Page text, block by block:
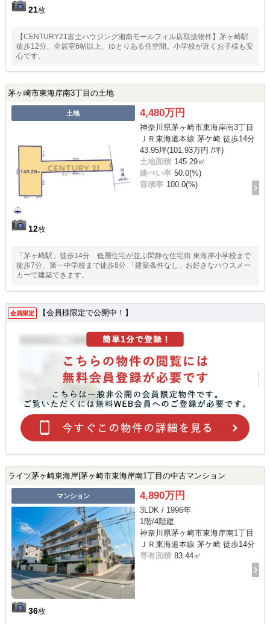
21枚
【CENTURY21富士ハウジング湘南モールフィル店取扱物件】茅ヶ崎駅
徒歩12分、全居室6帖以上、ゆとりある住空間。小学校が近くお子様も安
心です。
茅ヶ崎市東海岸南3丁目の土地
土地
12枚
4,480万円
神奈川県茅ヶ崎市東海岸南3丁目
ＪＲ東海道本線 茅ケ崎 徒歩14分
43.95坪(101.93万円 /坪)
土地面積 145.29㎡
建ぺい率 50.0(%)
容積率 100.0(%)
「茅ヶ崎駅」徒歩14分 低層住宅が並ぶ閑静な住宅街 東海岸小学校まで
徒歩7分、第一中学校まで徒歩8分 「建築条件なし」お好きなハウスメー
カーで建築できます。
会員限定 【会員様限定で公開中！】
ライツ茅ヶ崎東海岸|茅ヶ崎市東海岸南1丁目の中古マンション
マンション
36枚
4,890万円
3LDK / 1996年
1階/4階建
神奈川県茅ヶ崎市東海岸南1丁目
ＪＲ東海道本線 茅ケ崎 徒歩14分
専有面積 83.44㎡